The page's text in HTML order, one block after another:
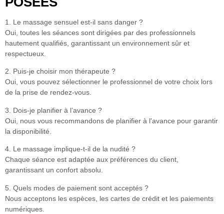
1. Le massage sensuel est-il sans danger ?
Oui, toutes les séances sont dirigées par des professionnels
hautement qualifiés, garantissant un environnement sûr et
respectueux.
2. Puis-je choisir mon thérapeute ?
Oui, vous pouvez sélectionner le professionnel de votre choix lors
de la prise de rendez-vous.
3. Dois-je planifier à l’avance ?
Oui, nous vous recommandons de planifier à l'avance pour garantir
la disponibilité.
4. Le massage implique-t-il de la nudité ?
Chaque séance est adaptée aux préférences du client,
garantissant un confort absolu.
5. Quels modes de paiement sont acceptés ?
Nous acceptons les espèces, les cartes de crédit et les paiements
numériques.